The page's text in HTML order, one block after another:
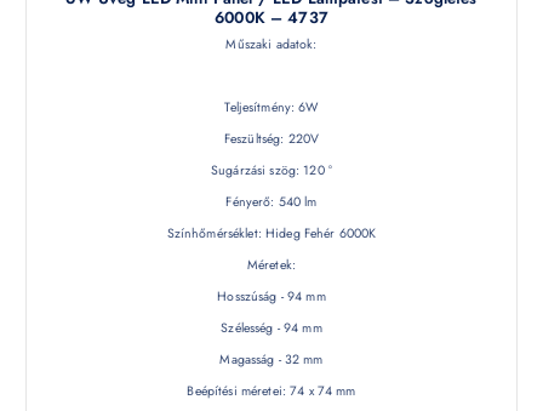
6000K – 4737
Műszaki adatok:
Teljesítmény: 6W
Feszültség: 220V
Sugárzási szög: 120 °
Fényerő: 540 lm
Színhőmérséklet: Hideg Fehér 6000K
Méretek:
Hosszúság - 94 mm
Szélesség - 94 mm
Magasság - 32 mm
Beépítési méretei: 74 x 74 mm